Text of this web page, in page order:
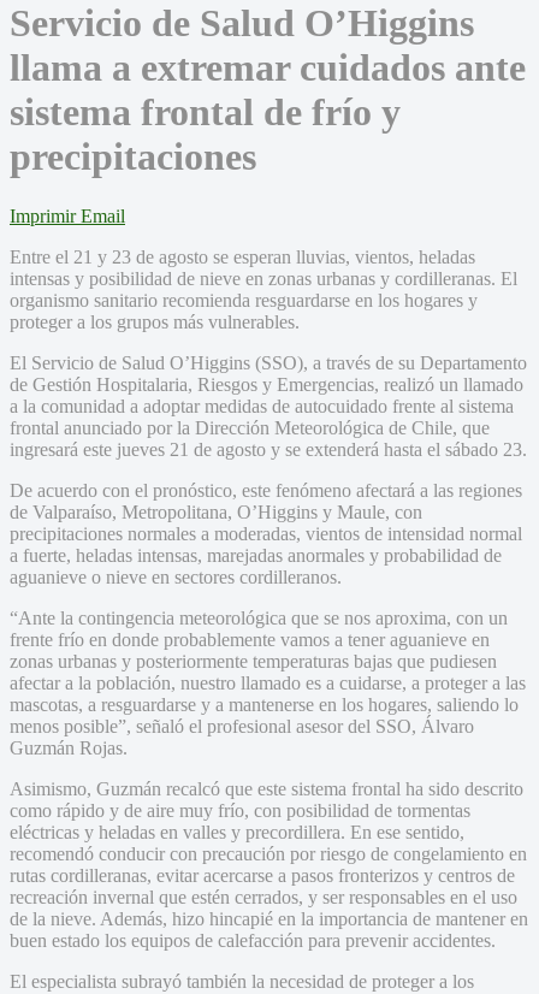
Servicio de Salud O’Higgins
llama a extremar cuidados ante
sistema frontal de frío y
precipitaciones
Imprimir Email
Entre el 21 y 23 de agosto se esperan lluvias, vientos, heladas
intensas y posibilidad de nieve en zonas urbanas y cordilleranas. El
organismo sanitario recomienda resguardarse en los hogares y
proteger a los grupos más vulnerables.
El Servicio de Salud O’Higgins (SSO), a través de su Departamento
de Gestión Hospitalaria, Riesgos y Emergencias, realizó un llamado
a la comunidad a adoptar medidas de autocuidado frente al sistema
frontal anunciado por la Dirección Meteorológica de Chile, que
ingresará este jueves 21 de agosto y se extenderá hasta el sábado 23.
De acuerdo con el pronóstico, este fenómeno afectará a las regiones
de Valparaíso, Metropolitana, O’Higgins y Maule, con
precipitaciones normales a moderadas, vientos de intensidad normal
a fuerte, heladas intensas, marejadas anormales y probabilidad de
aguanieve o nieve en sectores cordilleranos.
“Ante la contingencia meteorológica que se nos aproxima, con un
frente frío en donde probablemente vamos a tener aguanieve en
zonas urbanas y posteriormente temperaturas bajas que pudiesen
afectar a la población, nuestro llamado es a cuidarse, a proteger a las
mascotas, a resguardarse y a mantenerse en los hogares, saliendo lo
menos posible”, señaló el profesional asesor del SSO, Álvaro
Guzmán Rojas.
Asimismo, Guzmán recalcó que este sistema frontal ha sido descrito
como rápido y de aire muy frío, con posibilidad de tormentas
eléctricas y heladas en valles y precordillera. En ese sentido,
recomendó conducir con precaución por riesgo de congelamiento en
rutas cordilleranas, evitar acercarse a pasos fronterizos y centros de
recreación invernal que estén cerrados, y ser responsables en el uso
de la nieve. Además, hizo hincapié en la importancia de mantener en
buen estado los equipos de calefacción para prevenir accidentes.
El especialista subrayó también la necesidad de proteger a los